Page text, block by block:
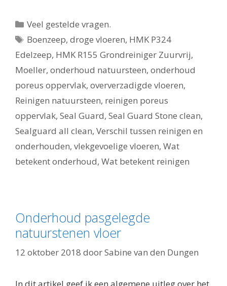
Categorieën
Veel gestelde vragen.
Tags
Boenzeep,droge vloeren, HMK P324
Edelzeep, HMK R155 Grondreiniger Zuurvrij,
Moeller, onderhoud natuursteen, onderhoud
poreus oppervlak, oververzadigde vloeren,
Reinigen natuursteen, reinigen poreus
oppervlak, Seal Guard, Seal Guard Stone clean,
Sealguard all clean, Verschil tussen reinigen en
onderhouden, vlekgevoelige vloeren, Wat
betekent onderhoud, Wat betekent reinigen
Onderhoud pasgelegde
natuurstenen vloer
12 oktober 2018 doorSabine van den Dungen
In dit artikel geef ik een algemene uitleg over het